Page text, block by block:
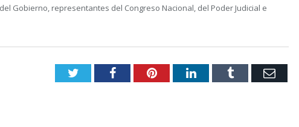
Gobierno, representantes del Congreso Nacional, del Poder Judicial e
TwitterFacebookPinterestLinkedInTumblr Email